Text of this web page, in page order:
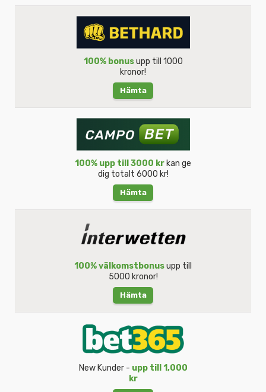
100% bonusupp till 1000
kronor!
Hämta
100% upp till 3000 krkan ge
dig totalt 6000 kr!
Hämta
100% välkomstbonusupp till
5000 kronor!
Hämta
New Kunder - upp till 1,000
kr